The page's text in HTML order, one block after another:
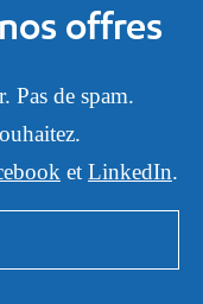
offres
Pas de spam.
et LinkedIn.